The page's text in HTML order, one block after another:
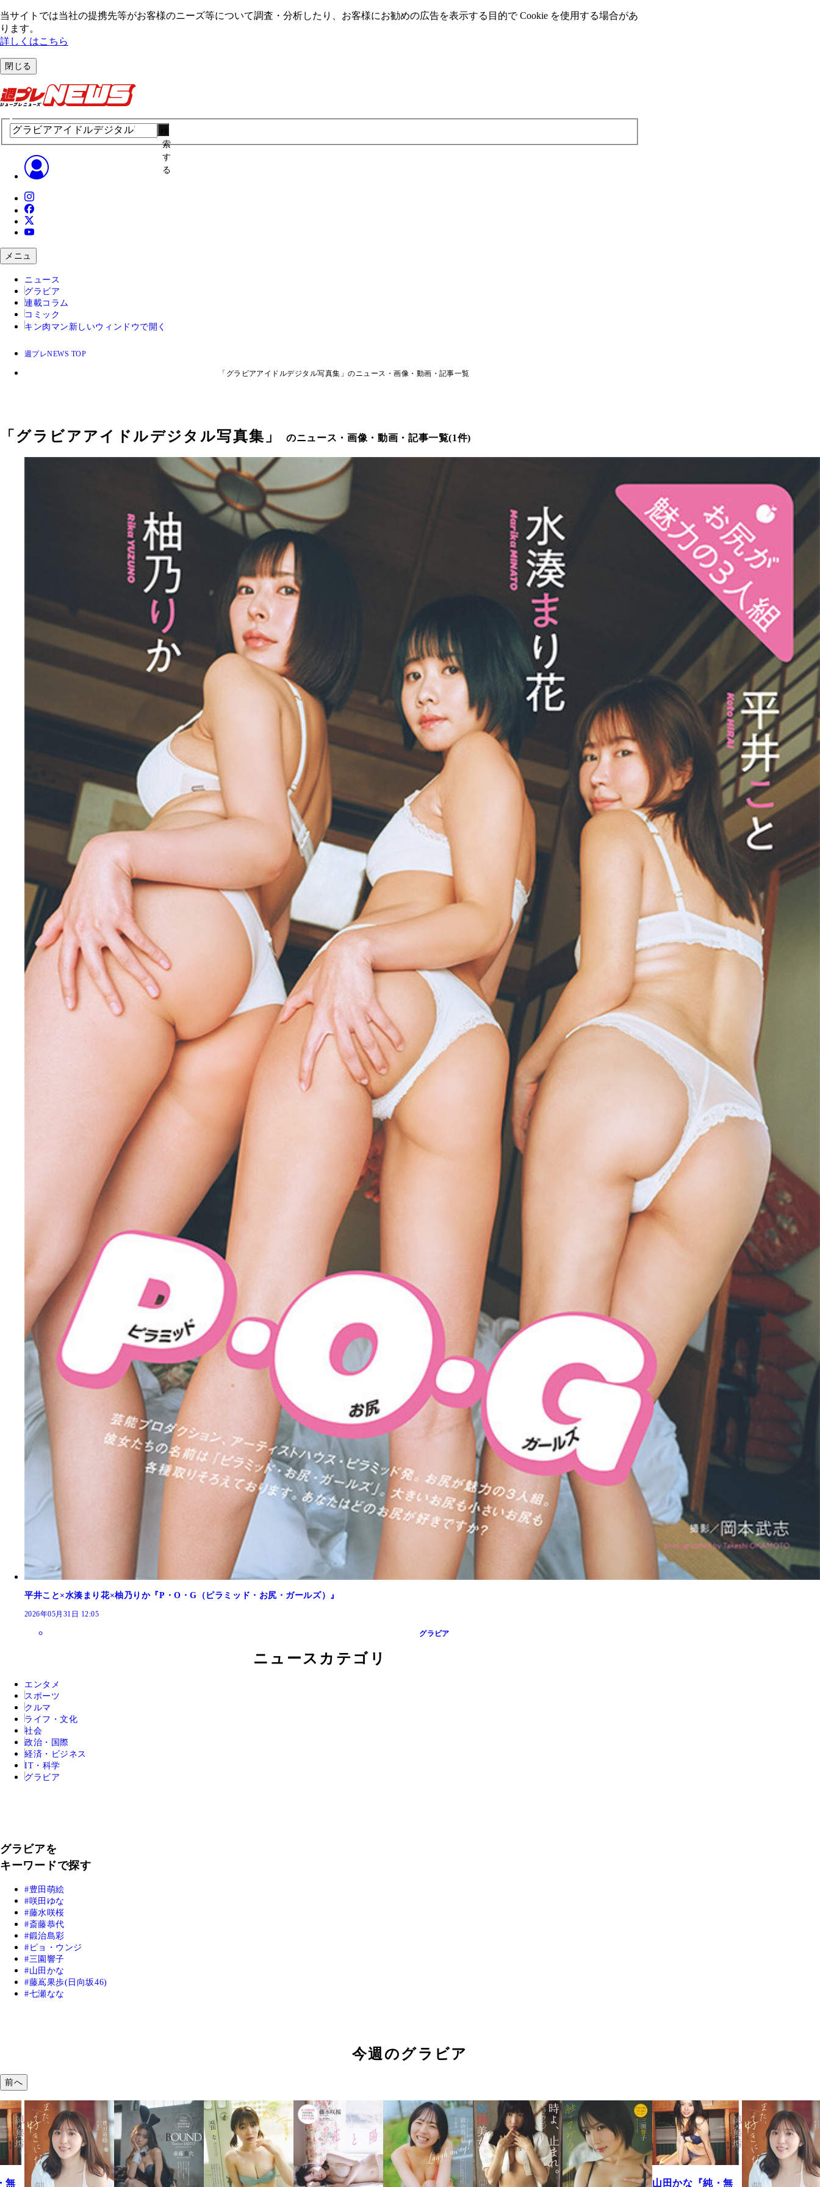
当サイトでは当社の提携先等がお客様のニーズ等について調査・分析したり、お客様にお勧めの広告を表⽰する⽬的で Cookie を使⽤する場合があ
ります。
詳しくはこちら
閉じる
索
す
る
メニュ
ニュース
グラビア
連載コラム
コミック
キン肉マン 新しいウィンドウで開く
週プレNEWS TOP
「グラビアアイドルデジタル写真集」のニュース・画像・動画・記事一覧
「 グラビアアイドルデジタル写真集 」のニュース・画像・動画・記事一覧(1件)
平井こと×水湊まり花×柚乃りか『P・O・G（ピラミッド・お尻・ガールズ）』
2026年05月31日 12:05
グラビア
ニュースカテゴリ
エンタメ
スポーツ
クルマ
ライフ・文化
社会
政治・国際
経済・ビジネス
IT・科学
グラビア
グラビアを
キーワードで探す
豊田萌絵
咲田ゆな
藤水咲桜
斎藤恭代
鍛治島彩
ピョ・ウンジ
三園響子
山田かな
藤嶌果歩(日向坂46)
七瀬なな
今週のグラビア
前へ
山田かな『純・無
無